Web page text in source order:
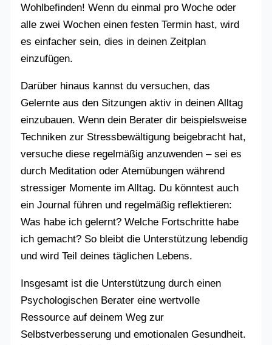
Wohlbefinden! Wenn du einmal pro Woche oder
alle zwei Wochen einen festen Termin hast, wird
es einfacher sein, dies in deinen Zeitplan
einzufügen.
Darüber hinaus kannst du versuchen, das
Gelernte aus den Sitzungen aktiv in deinen Alltag
einzubauen. Wenn dein Berater dir beispielsweise
Techniken zur Stressbewältigung beigebracht hat,
versuche diese regelmäßig anzuwenden – sei es
durch Meditation oder Atemübungen während
stressiger Momente im Alltag. Du könntest auch
ein Journal führen und regelmäßig reflektieren:
Was habe ich gelernt? Welche Fortschritte habe
ich gemacht? So bleibt die Unterstützung lebendig
und wird Teil deines täglichen Lebens.
Insgesamt ist die Unterstützung durch einen
Psychologischen Berater eine wertvolle
Ressource auf deinem Weg zur
Selbstverbesserung und emotionalen Gesundheit.